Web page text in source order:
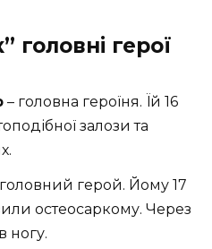
головні герої
– головна героїня. Їй 16
залози та
герой. Йому 17
остеосаркому. Через
ногу.